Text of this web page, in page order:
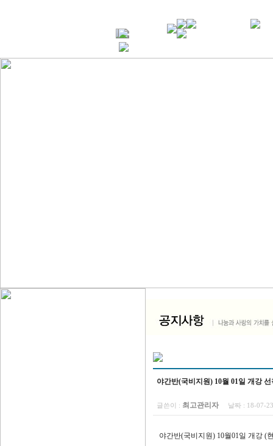
야간반(국비지원) 10월 01일 개강
글쓴이 : 최고관리자 날짜 : 18-07-
야간반(국비지원) 10월01일 개강 (